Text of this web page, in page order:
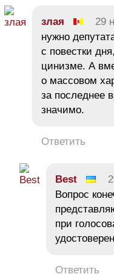
злая 29
нужно
с повестки
цинизме. А
о массовом
за последнее
значимо.
Ответить
Best
Вопрос
при
Ответить